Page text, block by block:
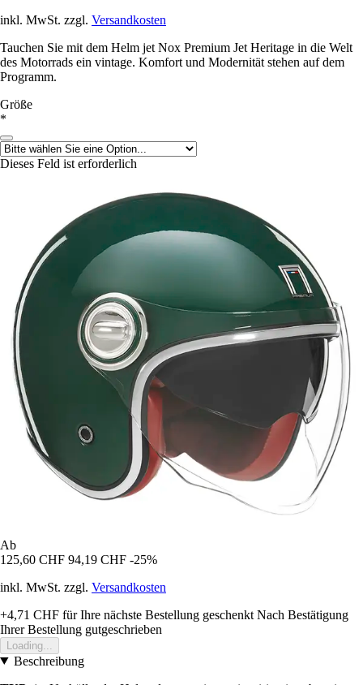
inkl. MwSt. zzgl. Versandkosten
Tauchen Sie mit dem Helm jet Nox Premium Jet Heritage in die Welt
des Motorrads ein vintage. Komfort und Modernität stehen auf dem
Programm.
Größe
*
Dieses Feld ist erforderlich
Ab
125,60 CHF 94,19 CHF -25%
inkl. MwSt. zzgl. Versandkosten
+4,71 CHF für Ihre nächste Bestellung geschenkt Nach Bestätigung
Ihrer Bestellung gutgeschrieben
Loading...
Beschreibung